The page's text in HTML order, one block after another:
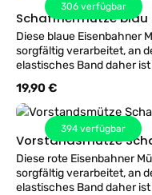
306 verfügbar
Schaffnermütze blau
Diese blaue Eisenbahner
sorgfältig verarbeitet, an
elastisches Band daher
Flügelrad und rundem
Dazu passend gibt es zur
auch einen Haltestab und
Regulärer Preis:
19,90 €
394 verfügbar
Vorstandsmütze
Diese rote Eisenbahner
sorgfältig verarbeitet, an
elastisches Band daher